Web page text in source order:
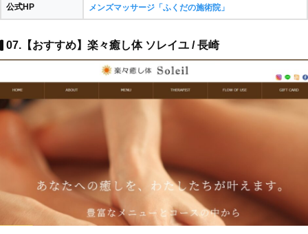
公式HP メンズマッサージ「ふくだの施術院」
07.【おすすめ】楽々癒し体 ソレイユ / 長崎